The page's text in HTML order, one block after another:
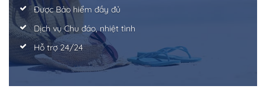
Được Bảo hiểm đầy đủ
Dịch vụ Chu đáo, nhiệt tình
Hỗ trợ 24/24